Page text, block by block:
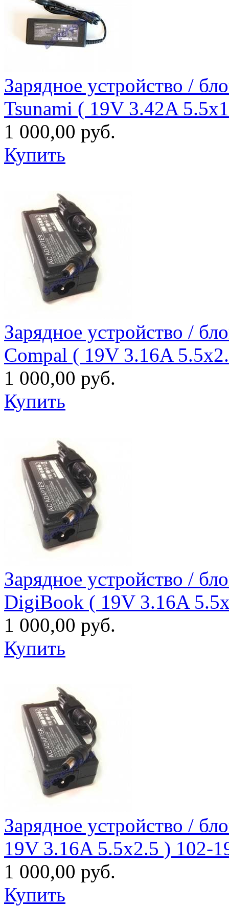
Зарядное уcтройство /
Tsunami ( 19V 3.42A
1 000,00 руб.
Купить
Зарядное уcтройство /
Compal ( 19V 3.16A
1 000,00 руб.
Купить
Зарядное уcтройство /
DigiBook ( 19V 3.16A
1 000,00 руб.
Купить
Зарядное уcтройство /
19V 3.16A 5.5x2.5 ) 102-
1 000,00 руб.
Купить